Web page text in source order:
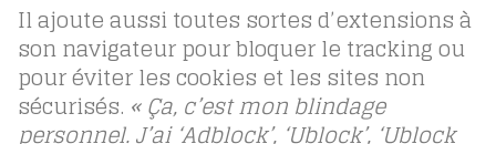
Il ajoute aussi toutes sortes d’extensions à
son navigateur pour bloquer le tracking ou
pour éviter les cookies et les sites non
sécurisés. « Ça, c’est mon blindage
personnel. J’ai ‘Adblock’, ‘Ublock’, ‘Ublock